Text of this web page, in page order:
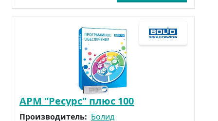
АРМ "Ресурс" плюс 100
Производитель: Болид